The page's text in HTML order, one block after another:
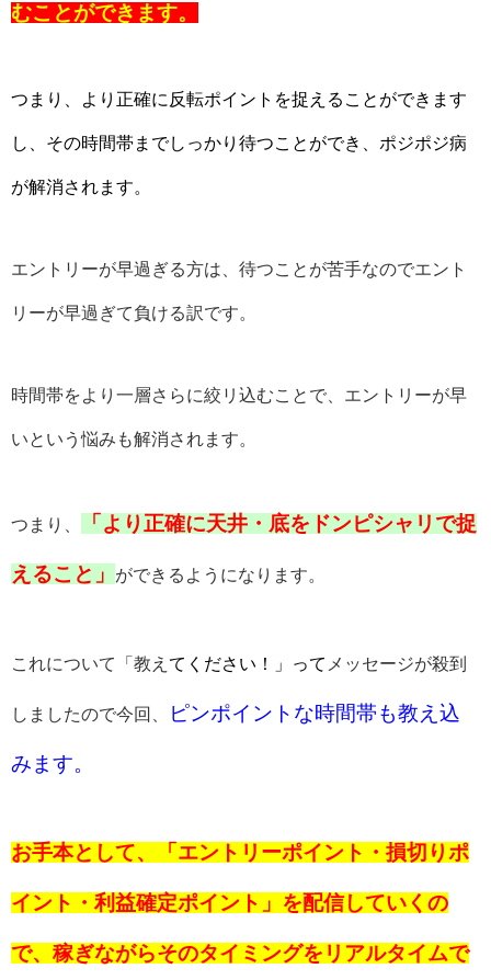
むことができます。
つまり、より正確に反転ポイントを捉えることができます
し、その時間帯までしっかり待つことができ、ポジポジ病
が解消されます。
エントリーが早過ぎる方は、待つことが苦手なのでエント
リーが早過ぎて負ける訳です。
時間帯をより一層さらに絞リ込むことで、エントリーが早
いという悩みも解消されます。
つまり、 「より正確に天井・底をドンピシャリで捉
えること」 ができるようになります。
これについて「教え てください！」って メッセージが殺到
しましたので今回、 ピンポイントな時間帯も教え込
みます。
お手本として、「エントリーポイント・損切りポ
イント・利益確定ポイント」を配信していくの
で、稼ぎながらそのタイミングをリアルタイムで